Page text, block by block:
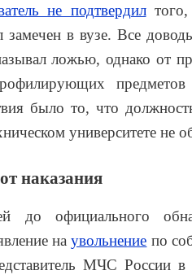
не подтвердилтого,
замечен в вузе. Все
ложью, однако от
предметов
было то, что
университете не
наказания
до официального
наувольнение по
МЧС России в